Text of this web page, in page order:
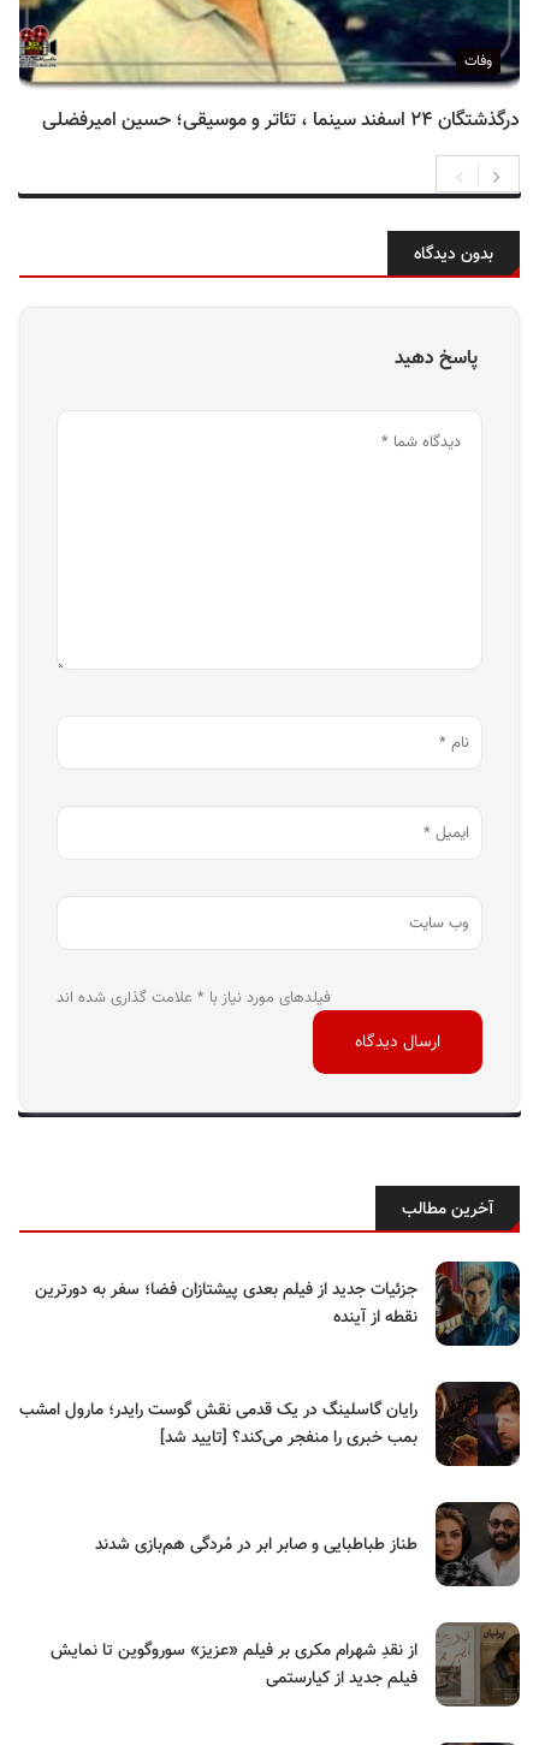
وفات
درگذشتگان ۲۴ اسفند سینما ، تئاتر و موسیقی؛ حسین امیرفضلی
بدون دیدگاه
پاسخ دهید
فیلدهای مورد نیاز با * علامت گذاری شده اند
آخرین مطالب
جزئیات جدید از فیلم بعدی پیشتازان فضا؛ سفر به دورترین
نقطه از آینده
رایان گاسلینگ در یک قدمی نقش گوست رایدر؛ مارول امشب
بمب خبری را منفجر می‌کند؟ [تایید شد]
طناز طباطبایی و صابر ابر در مُردگی هم‌بازی شدند
از نقدِ شهرام مکری بر فیلم «عزیز» سوروگوین تا نمایش
فیلم جدید از کیارستمی